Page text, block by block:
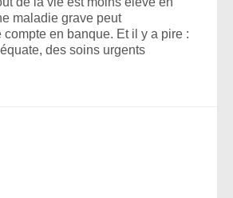
maladie grave peut
en banque. Et il y a pire :
des soins urgents